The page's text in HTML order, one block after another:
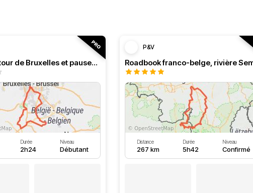
Boucle autour de Bruxelles et pauses au bord de l'eau
Durée
2h24
Niveau
Débutant
P&V
Distance
267 km
Durée
5h42
Niveau
Confirmé